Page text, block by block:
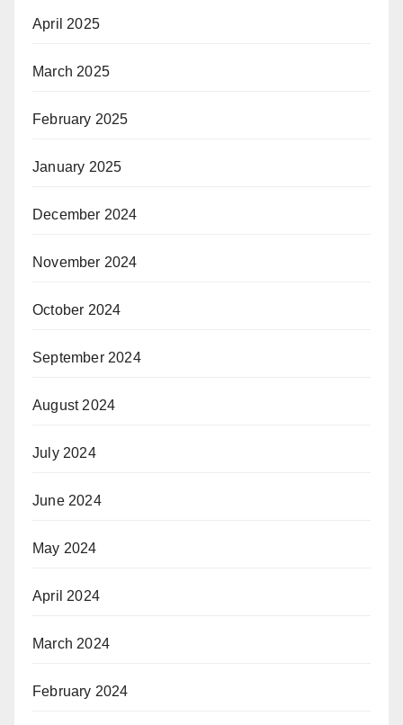
April 2025
March 2025
February 2025
January 2025
December 2024
November 2024
October 2024
September 2024
August 2024
July 2024
June 2024
May 2024
April 2024
March 2024
February 2024